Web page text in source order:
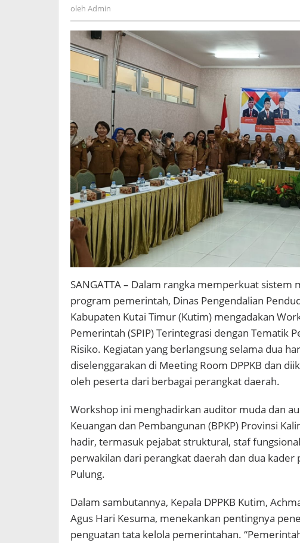
oleh Admin
SANGATTA – Dalam rangka memperkuat sistem
program pemerintah, Dinas Pengendalian
Kabupaten Kutai Timur (Kutim) mengadakan
Pemerintah (SPIP) Terintegrasi dengan Tematik
Risiko. Kegiatan yang berlangsung selama dua
diselenggarakan di Meeting Room DPPKB dan
oleh peserta dari berbagai perangkat daerah.
Workshop ini menghadirkan auditor muda dan
Keuangan dan Pembangunan (BPKP) Provinsi
hadir, termasuk pejabat struktural, staf
perwakilan dari perangkat daerah dan dua
Pulung.
Dalam sambutannya, Kepala DPPKB Kutim,
Agus Hari Kesuma, menekankan pentingnya
penguatan tata kelola pemerintahan.